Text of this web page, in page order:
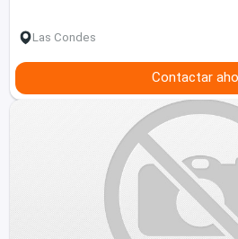
Las Condes
Contactar